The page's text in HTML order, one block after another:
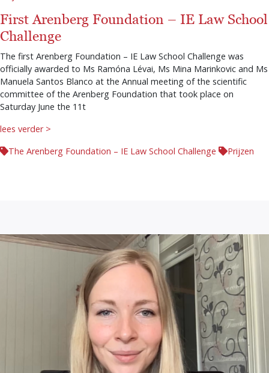
First Arenberg Foundation – IE Law School
Challenge
The first Arenberg Foundation – IE Law School Challenge was
officially awarded to Ms Ramóna Lévai, Ms Mina Marinkovic and Ms
Manuela Santos Blanco at the Annual meeting of the scientific
committee of the Arenberg Foundation that took place on
Saturday June the 11t
lees verder >
The Arenberg Foundation – IE Law School Challenge
Prijzen